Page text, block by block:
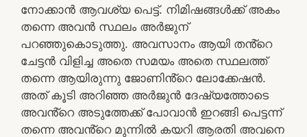
നോക്കാൻ ആവശ്യ പെട്ട്. നിമിഷങ്ങൾക്ക് അകം
തന്നെ അവൻ സ്ഥലം അർജുന്
പറഞ്ഞുകൊടുത്തു. അവസാനം ആയി തൻ്റെ
ചേട്ടൻ വിളിച്ച അതെ സമയം അതെ സ്ഥലത്ത്
തന്നെ ആയിരുന്നു ജോണിൻ്റെ ലോക്കേഷൻ.
അത് കൂടി അറിഞ്ഞ അർജുൻ ദേഷ്യത്തോടെ
അവൻ്റെ അടുത്തേക്ക് പോവാൻ ഇറങ്ങി പെട്ടന്ന്
തന്നെ അവൻ്റെ മുന്നിൽ കയറി ആരതി അവനെ